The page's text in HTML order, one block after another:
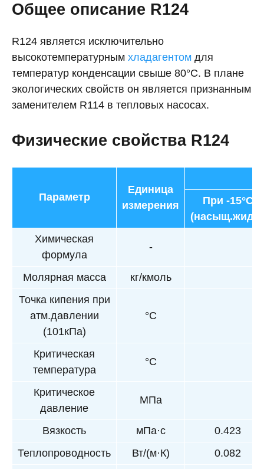
Общее описание R124
R124 является исключительно
высокотемпературным хладагентом для
температур конденсации свыше 80°C. В плане
экологических свойств он является признанным
заменителем R114 в тепловых насосах.
Физические свойства R124
Параметр
Единица
измерения
При -15°С
Химическая
формула
-
Молярная масса
кг/кмоль
Точка кипения при
атм.давлении
(101кПа)
°С
Критическая
температура
°С
Критическое
давление
МПа
Вязкость мПа·с
0.423
Теплопроводность
Вт/(м·К)
0.082